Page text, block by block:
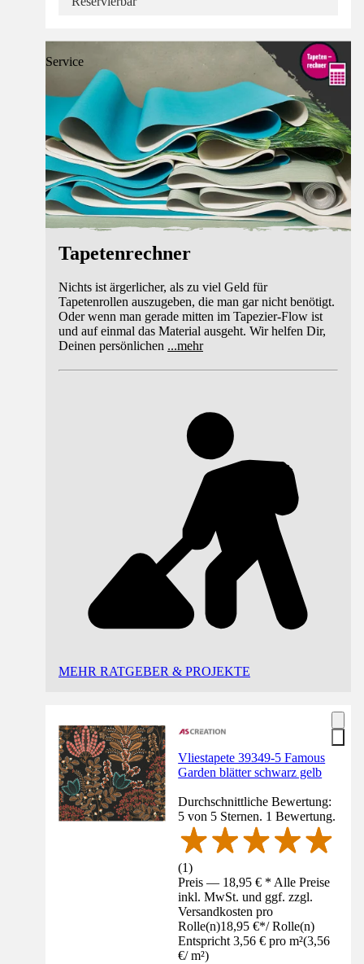
Service
Tapetenrechner
Nichts ist ärgerlicher, als zu viel Geld für
Tapetenrollen auszugeben, die man gar nicht benötigt.
Oder wenn man gerade mitten im Tapezier-Flow ist
und auf einmal das Material ausgeht. Wir helfen Dir,
Deinen persönlichen ...mehr
MEHR RATGEBER & PROJEKTE
Vliestapete 39349-5 Famous
Garden blätter schwarz gelb
Durchschnittliche Bewertung:
5 von 5 Sternen. 1 Bewertung.
(1)
Preis — 18,95 € * Alle Preise
inkl. MwSt. und ggf. zzgl.
Versandkosten pro
Rolle(n)18,95 €*/ Rolle(n)
Entspricht 3,56 € pro m²(3,56
€/ m²)